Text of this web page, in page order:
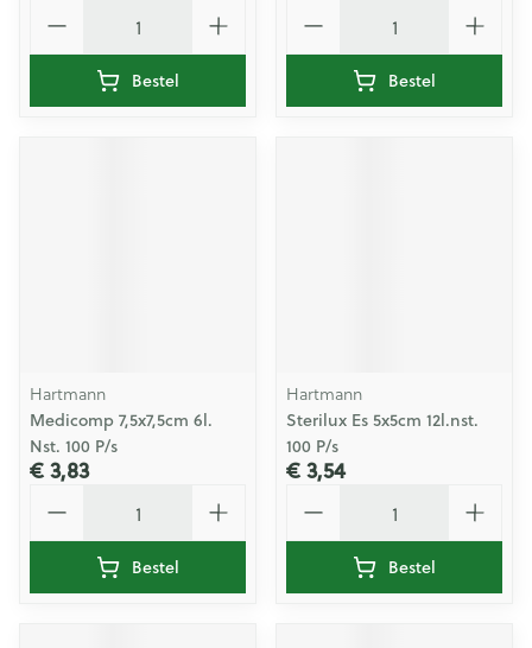
Bestel Bestel
Hartmann
Medicomp 7,5x7,5cm 6l.
Nst. 100 P/s
€ 3,83
Bestel
Hartmann
Sterilux Es 5x5cm 12l.nst.
100 P/s
€ 3,54
Bestel